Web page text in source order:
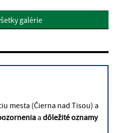
galérie
mesta (Čierna nad Tisou) a
a dôležité oznamy